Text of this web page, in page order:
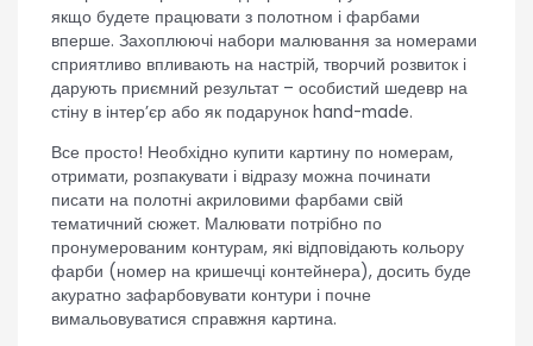
якщо будете працювати з полотном і фарбами
вперше. Захоплюючі набори малювання за номерами
сприятливо впливають на настрій, творчий розвиток і
дарують приємний результат – особистий шедевр на
стіну в інтер’єр або як подарунок hand-made.
Все просто! Необхідно купити картину по номерам,
отримати, розпакувати і відразу можна починати
писати на полотні акриловими фарбами свій
тематичний сюжет. Малювати потрібно по
пронумерованим контурам, які відповідають кольору
фарби (номер на кришечці контейнера), досить буде
акуратно зафарбовувати контури і почне
вимальовуватися справжня картина.